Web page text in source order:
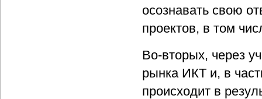
осознавать свою
проектов, в том
Во-вторых, через
рынка ИКТ и, в
происходит в